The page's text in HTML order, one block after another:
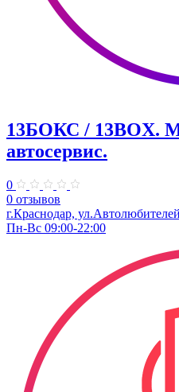
13БОКС / 13BOX.
автосервис.
0
0 отзывов
г.Краснодар,
Пн-Вс 09:00-22:00